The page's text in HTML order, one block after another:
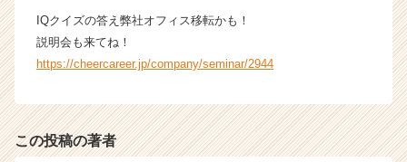
IQクイズの答え弊社オフィス移転かも！
説明会も来てね！
https://cheercareer.jp/company/seminar/2944
この投稿の著者